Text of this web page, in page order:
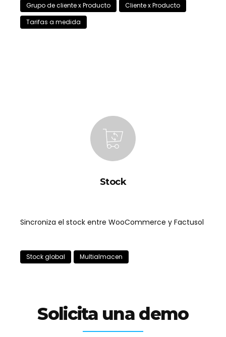
Grupo de cliente x Producto
Cliente x Producto
Tarifas a medida
Stock
Sincroniza el stock entre WooCommerce y Factusol
Stock global Multialmacen
Solicita una demo